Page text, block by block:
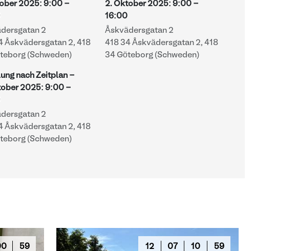
2025: 9:00 -
2
Åskvädersgatan 2, 418
(Schweden)
2. Oktober 2025: 9:00 -
16:00
Åskvädersgatan 2
418 34 Åskvädersgatan 2, 418
34 Göteborg (Schweden)
nach Zeitplan -
2025: 9:00 -
2
Åskvädersgatan 2, 418
(Schweden)
58 12 07 10 58